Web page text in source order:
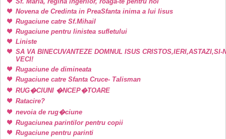
Novena de Credinta in PreaSfanta inima a lui Iisus
Rugaciune catre Sf.Mihail
Rugaciune pentru linistea sufletului
Liniste
SA VA BINECUVANTEZE DOMNUL ISUS CRISTOS,IERI,ASTAZI,SI-
VECI!
Rugaciune de dimineata
Rugaciune catre Sfanta Cruce- Talisman
RUG�CIUNI �NCEP�TOARE
Ratacire?
nevoia de rug�ciune
Rugaciunea parintilor pentru copii
Rugaciune pentru parinti